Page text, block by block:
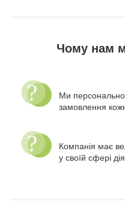
Чому нам
Ми
замовлення
Компанія має
у своїй сфері